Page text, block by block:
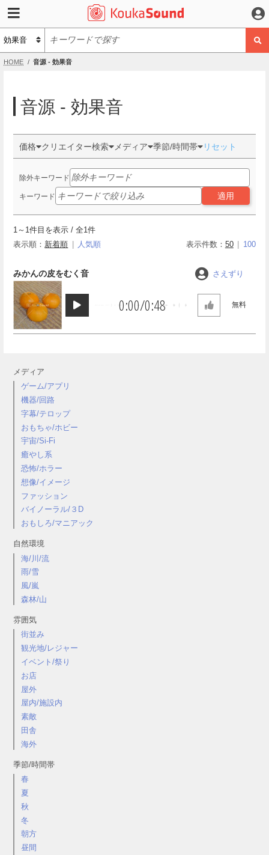
HOME 音源 - 効果音
メディア
ゲーム/アプリ
機器/回路
字幕/テロップ
おもちゃ/ホビー
宇宙/Si-Fi
癒やし系
恐怖/ホラー
想像/イメージ
ファッション
バイノーラル/３D
おもしろ/マニアック
自然環境
海/川/流
雨/雪
風/嵐
森林/山
雰囲気
街並み
観光地/レジャー
イベント/祭り
お店
屋外
屋内/施設内
素敵
田舎
海外
季節/時間帯
春
夏
秋
冬
朝方
昼間
音源 - 効果音
価格 クリエイター検索 メディア 季節/時間帯 リセット
除外キーワード
キーワード 適用
1 ～ 1件目を表示 / 全1件
表示順： 新着順 人気順 表示件数： 50 100
0:00/0:48
みかんの皮をむく音 さえずり
無料